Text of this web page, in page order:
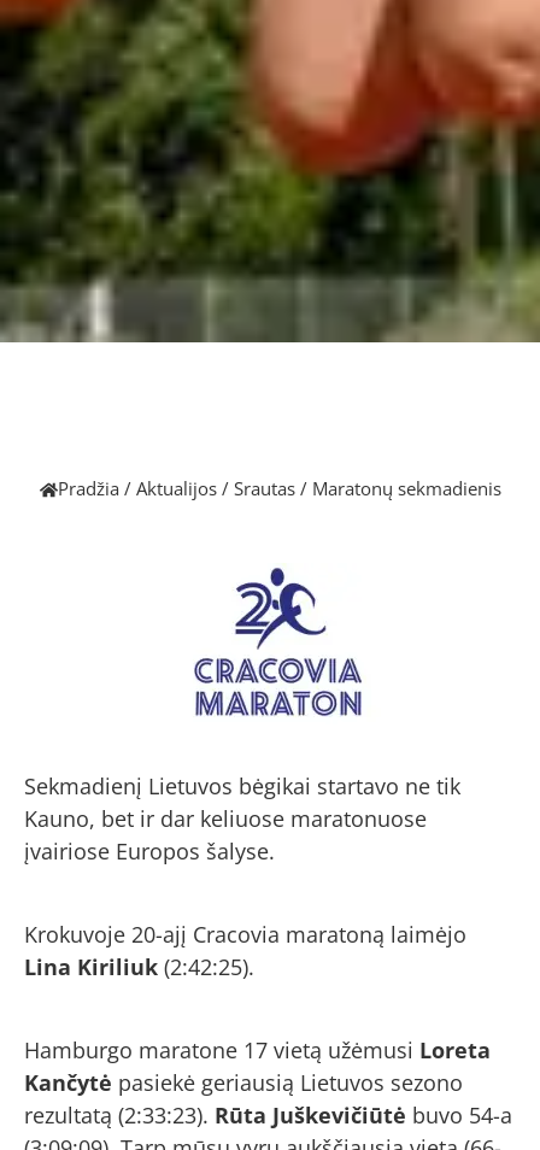
Pradžia / Aktualijos/ Srautas/ Maratonų sekmadienis
Sekmadienį Lietuvos bėgikai startavo ne tik
Kauno, bet ir dar keliuose maratonuose
įvairiose Europos šalyse.
Krokuvoje 20-ajį Cracovia maratoną laimėjo
Lina Kiriliuk (2:42:25).
Hamburgo maratone 17 vietą užėmusi Loreta
Kančytė pasiekė geriausią Lietuvos sezono
rezultatą (2:33:23). Rūta Juškevičiūtė buvo 54-a